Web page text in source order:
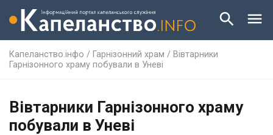
Капеланство.інфо / Гарнізонний храм / Вівтарники
Гарнізонного храму побували в Уневі
Вівтарники Гарнізонного храму
побували в Уневі